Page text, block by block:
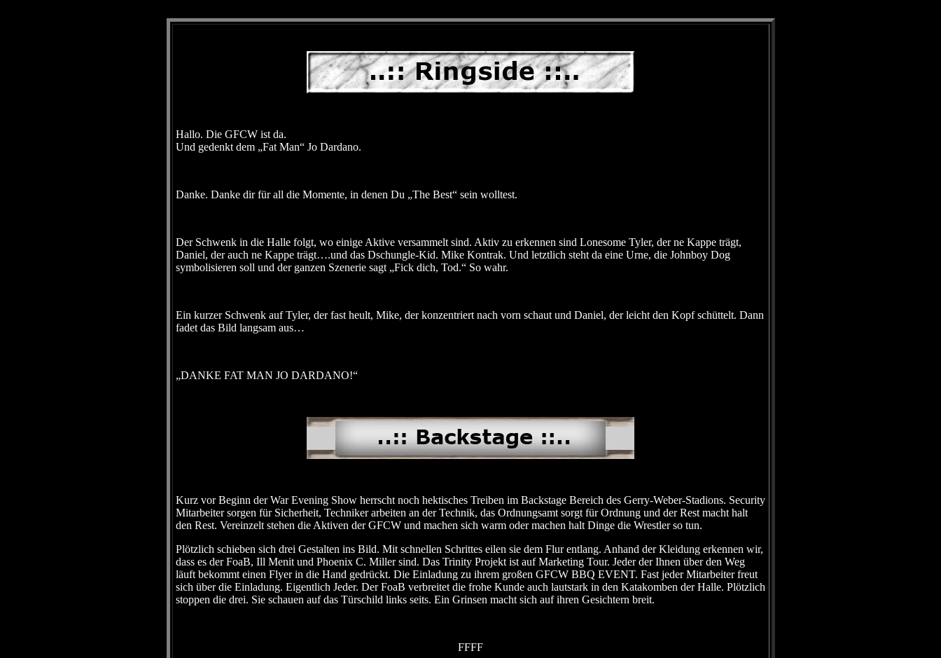
Hallo. Die GFCW ist da.
Und gedenkt dem „Fat Man“ Jo Dardano.
Danke. Danke dir für all die Momente, in denen Du „The Best“ sein wolltest.
Der Schwenk in die Halle folgt, wo einige Aktive versammelt sind. Aktiv zu erkennen sind Lonesome Tyler, der ne Kappe trägt,
Daniel, der auch ne Kappe trägt….und das Dschungle-Kid. Mike Kontrak. Und letztlich steht da eine Urne, die Johnboy Dog
symbolisieren soll und der ganzen Szenerie sagt „Fick dich, Tod.“ So wahr.
Ein kurzer Schwenk auf Tyler, der fast heult, Mike, der konzentriert nach vorn schaut und Daniel, der leicht den Kopf schüttelt. Dann
fadet das Bild langsam aus…
„DANKE FAT MAN JO DARDANO!“
Kurz vor Beginn der War Evening Show herrscht noch hektisches Treiben im Backstage Bereich des Gerry-Weber-Stadions. Security
Mitarbeiter sorgen für Sicherheit, Techniker arbeiten an der Technik, das Ordnungsamt sorgt für Ordnung und der Rest macht halt
den Rest. Vereinzelt stehen die Aktiven der GFCW und machen sich warm oder machen halt Dinge die Wrestler so tun.
Plötzlich schieben sich drei Gestalten ins Bild. Mit schnellen Schrittes eilen sie dem Flur entlang. Anhand der Kleidung erkennen wir,
dass es der FoaB, Ill Menit und Phoenix C. Miller sind. Das Trinity Projekt ist auf Marketing Tour. Jeder der Ihnen über den Weg
läuft bekommt einen Flyer in die Hand gedrückt. Die Einladung zu ihrem großen GFCW BBQ EVENT. Fast jeder Mitarbeiter freut
sich über die Einladung. Eigentlich Jeder. Der FoaB verbreitet die frohe Kunde auch lautstark in den Katakomben der Halle. Plötzlich
stoppen die drei. Sie schauen auf das Türschild links seits. Ein Grinsen macht sich auf ihren Gesichtern breit.
FFFF